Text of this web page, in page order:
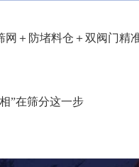
＋防堵料仓＋双阀门精
”在筛分这一步